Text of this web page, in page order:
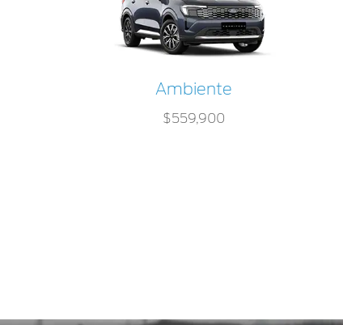
Ambiente
$559,900